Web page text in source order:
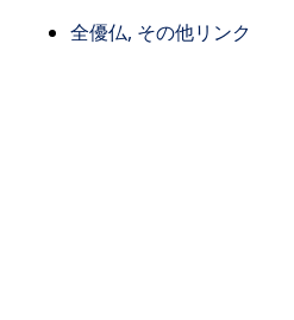
全優仏, その他リンク